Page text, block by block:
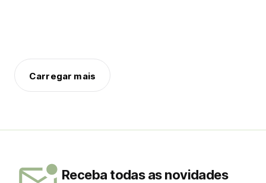
Carregar mais
Receba todas as novidades